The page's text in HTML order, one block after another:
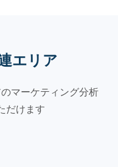
エリア
マーケティング分析
だけます